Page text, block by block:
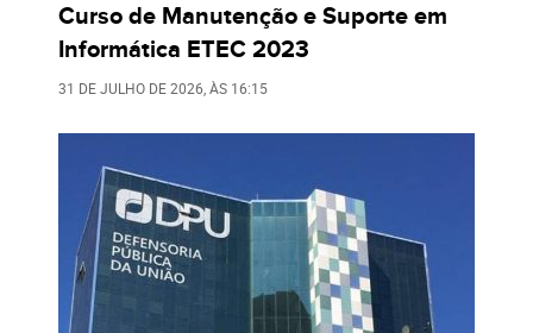
Curso de Manutenção e Suporte em
Informática ETEC 2023
31 DE JULHO DE 2026 , ÀS 16:15